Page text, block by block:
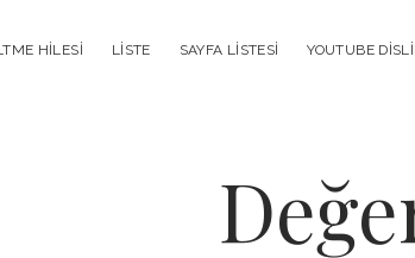
HILESI LISTE SAYFA LISTESI YOUTUBE